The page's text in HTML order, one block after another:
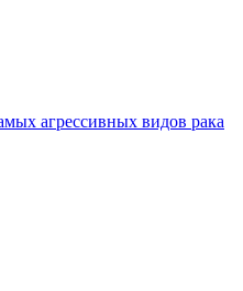
агрессивных видов рака